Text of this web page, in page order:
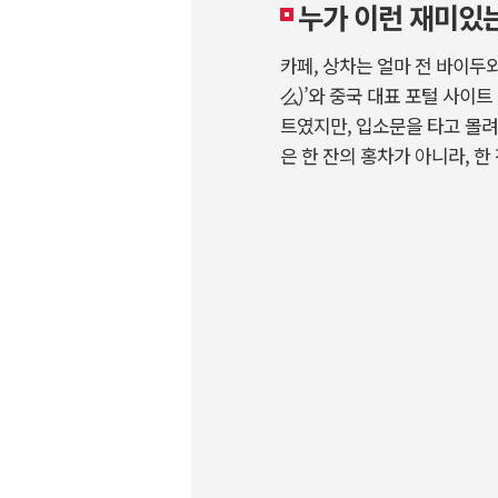
누가 이런 재미있
카페, 상차는 얼마 전 바이두
么)’와 중국 대표 포털 사이
트였지만, 입소문을 타고 몰
은 한 잔의 홍차가 아니라,